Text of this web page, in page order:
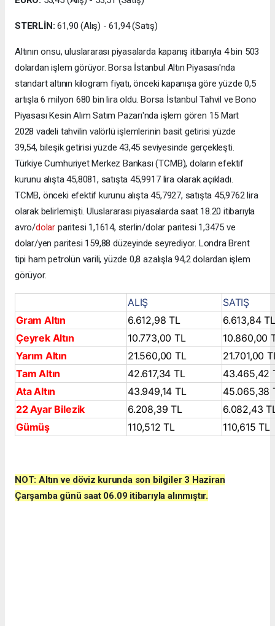
STERLİN:61,90 (Alış) - 61,94 (Satış)
Altının onsu, uluslararası piyasalarda kapanış itibarıyla 4 bin 503
dolardan işlem görüyor. Borsa İstanbul Altın Piyasası'nda
standart altının kilogram fiyatı, önceki kapanışa göre yüzde 0,5
artışla 6 milyon 680 bin lira oldu. Borsa İstanbul Tahvil ve Bono
Piyasası Kesin Alım Satım Pazarı'nda işlem gören 15 Mart
2028 vadeli tahvilin valörlü işlemlerinin basit getirisi yüzde
39,54, bileşik getirisi yüzde 43,45 seviyesinde gerçekleşti.
Türkiye Cumhuriyet Merkez Bankası (TCMB), doların efektif
kurunu alışta 45,8081, satışta 45,9917 lira olarak açıkladı.
TCMB, önceki efektif kurunu alışta 45,7927, satışta 45,9762 lira
olarak belirlemişti. Uluslararası piyasalarda saat 18.20 itibarıyla
avro/dolar paritesi 1,1614, sterlin/dolar paritesi 1,3475 ve
dolar/yen paritesi 159,88 düzeyinde seyrediyor. Londra Brent
tipi ham petrolün varili, yüzde 0,8 azalışla 94,2 dolardan işlem
görüyor.
ALIŞ
SATIŞ
Gram Altın
6.612,98 TL
6.613,84 TL
Çeyrek Altın
10.773,00 TL
10.860,00
Yarım Altın
21.560,00 TL
21.701,00
Tam Altın
42.617,34 TL
43.465,42
Ata Altın
43.949,14 TL
45.065,38
22 Ayar Bilezik
6.208,39 TL
6.082,43
Gümüş
110,512 TL 110,615 TL
NOT: Altın ve döviz kurunda son bilgiler 3 Haziran
Çarşamba günü saat 06.09 itibarıyla alınmıştır.